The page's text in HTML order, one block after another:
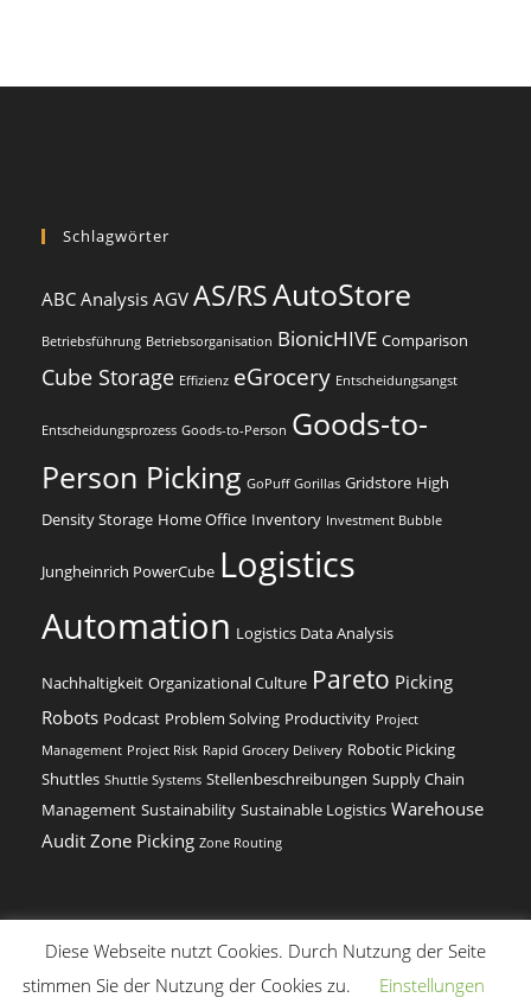
Schlagwörter
ABC Analysis AGV AS/RSAutoStore
Betriebsführung Betriebsorganisation BionicHIVE Comparison
Cube Storage Effizienz eGrocery Entscheidungsangst
Entscheidungsprozess Goods-to-Person Goods-to-
Person Picking GoPuff Gorillas Gridstore High
Density Storage Home Office Inventory Investment Bubble
Jungheinrich PowerCube Logistics
Automation Logistics Data Analysis
Nachhaltigkeit Organizational Culture Pareto Picking
Robots Podcast Problem Solving Productivity Project
Management Project Risk Rapid Grocery Delivery Robotic Picking
Shuttles Shuttle Systems Stellenbeschreibungen Supply Chain
Management Sustainability Sustainable Logistics Warehouse
Audit Zone Picking Zone Routing
(c) Dr. Beer Management & Logistik
Diese Webseite nutzt Cookies. Durch Nutzung der Seite
stimmen Sie der Nutzung der Cookies zu.
Einstellungen